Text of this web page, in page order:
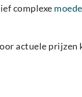
complexe
actuele prijzen